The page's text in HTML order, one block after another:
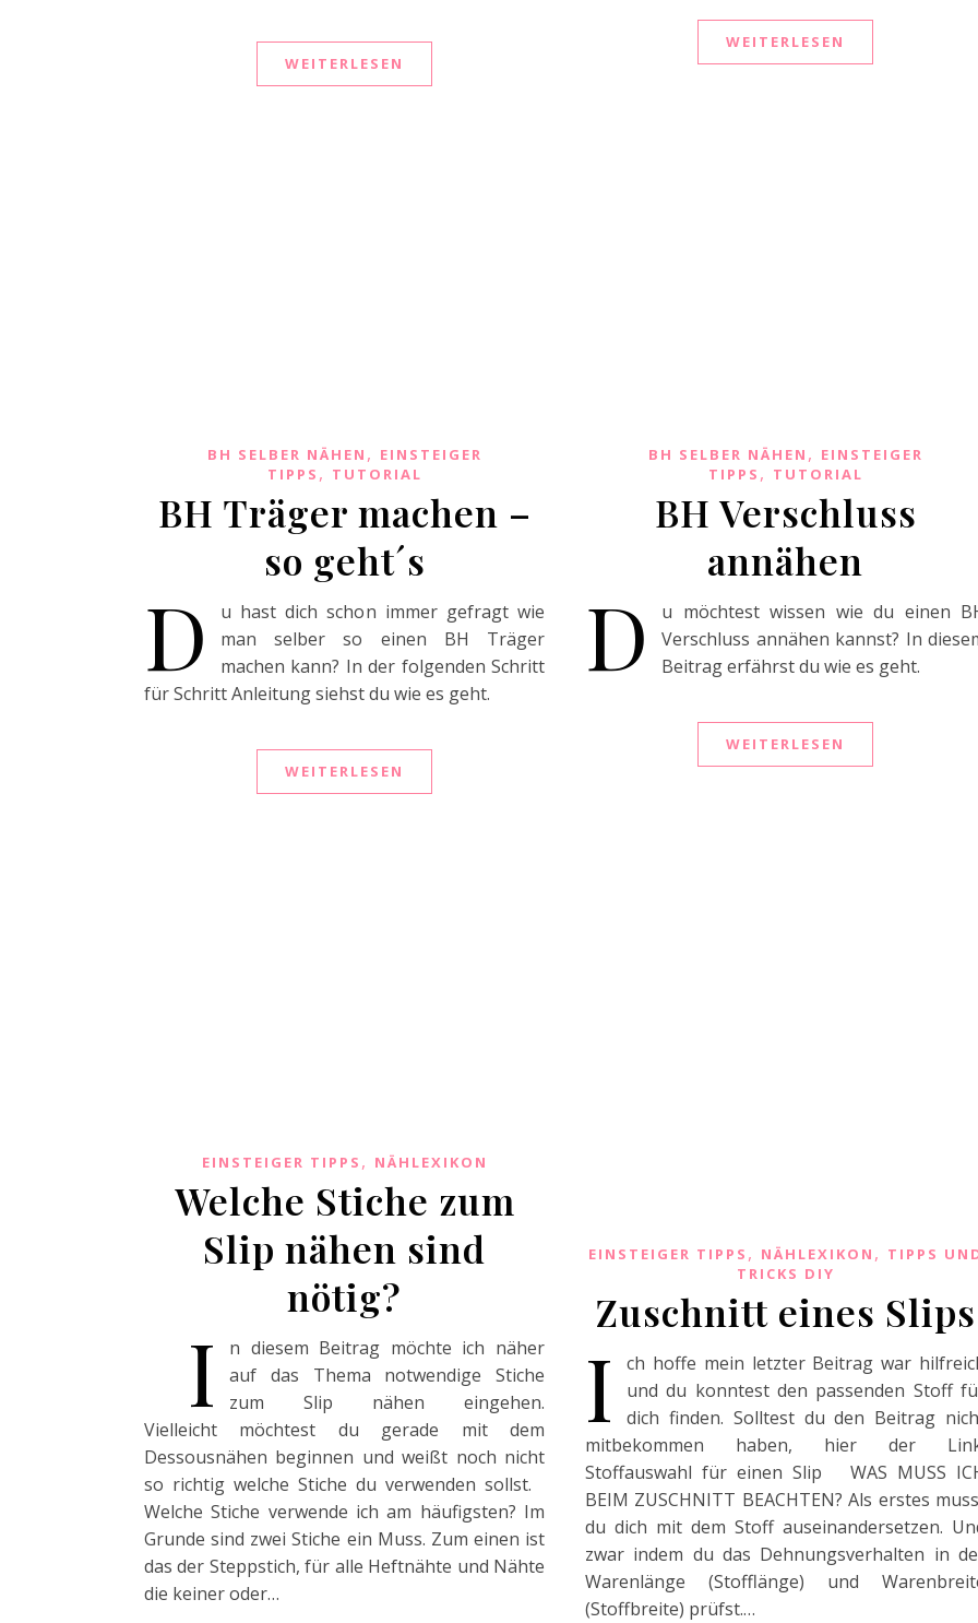
WEITERLESEN
WEITERLESEN
BH SELBER NÄHEN , EINSTEIGER
TIPPS , TUTORIAL
BH Träger machen –
so geht´s
D
u hast dich schon immer gefragt wie
man selber so einen BH Träger
machen kann? In der folgenden Schritt
für Schritt Anleitung siehst du wie es geht.
WEITERLESEN
BH SELBER NÄHEN , EINSTEIGER
TIPPS , TUTORIAL
BH Verschluss
annähen
D
u möchtest wissen wie du einen
Verschluss annähen kannst? In
Beitrag erfährst du wie es geht.
WEITERLESEN
EINSTEIGER TIPPS , NÄHLEXIKON
Welche Stiche zum
Slip nähen sind
nötig?
I
n diesem Beitrag möchte ich näher
auf das Thema notwendige Stiche
zum Slip nähen eingehen.
Vielleicht möchtest du gerade mit dem
Dessousnähen beginnen und weißt noch nicht
so richtig welche Stiche du verwenden sollst.
Welche Stiche verwende ich am häufigsten? Im
Grunde sind zwei Stiche ein Muss. Zum einen ist
das der Steppstich, für alle Heftnähte und Nähte
die keiner oder…
EINSTEIGER TIPPS , NÄHLEXIKON , TIPPS
TRICKS DIY
Zuschnitt eines Slips
I
ch hoffe mein letzter Beitrag war
und du konntest den passenden Stoff
dich finden. Solltest du den Beitrag
mitbekommen haben, hier der
Stoffauswahl für einen Slip WAS MUSS
BEIM ZUSCHNITT BEACHTEN? Als erstes
du dich mit dem Stoff auseinandersetzen.
zwar indem du das Dehnungsverhalten in
Warenlänge (Stofflänge) und
(Stoffbreite) prüfst.…